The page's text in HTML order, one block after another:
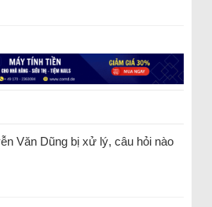
Văn Dũng bị xử lý, câu hỏi nào